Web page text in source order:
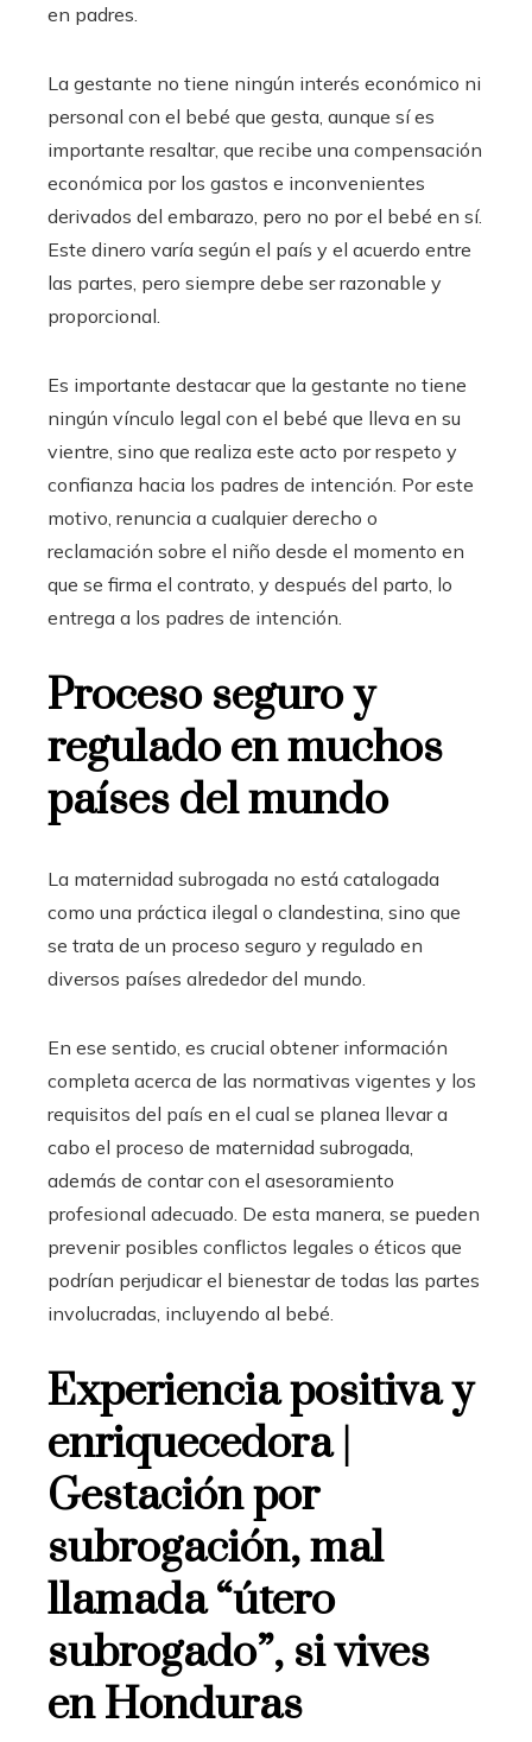
en padres.
La gestante no tiene ningún interés económico ni
personal con el bebé que gesta, aunque sí es
importante resaltar, que recibe una compensación
económica por los gastos e inconvenientes
derivados del embarazo, pero no por el bebé en sí.
Este dinero varía según el país y el acuerdo entre
las partes, pero siempre debe ser razonable y
proporcional.
Es importante destacar que la gestante no tiene
ningún vínculo legal con el bebé que lleva en su
vientre, sino que realiza este acto por respeto y
confianza hacia los padres de intención. Por este
motivo, renuncia a cualquier derecho o
reclamación sobre el niño desde el momento en
que se firma el contrato, y después del parto, lo
entrega a los padres de intención.
Proceso seguro y
regulado en muchos
países del mundo
La maternidad subrogada no está catalogada
como una práctica ilegal o clandestina, sino que
se trata de un proceso seguro y regulado en
diversos países alrededor del mundo.
En ese sentido, es crucial obtener información
completa acerca de las normativas vigentes y los
requisitos del país en el cual se planea llevar a
cabo el proceso de maternidad subrogada,
además de contar con el asesoramiento
profesional adecuado. De esta manera, se pueden
prevenir posibles conflictos legales o éticos que
podrían perjudicar el bienestar de todas las partes
involucradas, incluyendo al bebé.
Experiencia positiva y
enriquecedora |
Gestación por
subrogación, mal
llamada “útero
subrogado”, si vives
en Honduras